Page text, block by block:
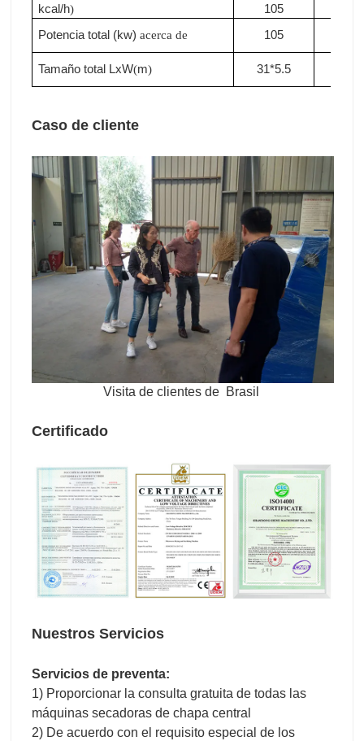
kcal/h)
105
Potencia total (kw) acerca de 105
Tamaño total LxW(m) 31*5.5
Caso de cliente
Visita de clientes de Brasil
Certificado
Nuestros Servicios
Servicios de preventa:
1) Proporcionar la consulta gratuita de todas las
máquinas secadoras de chapa central
2) De acuerdo con el requisito especial de los